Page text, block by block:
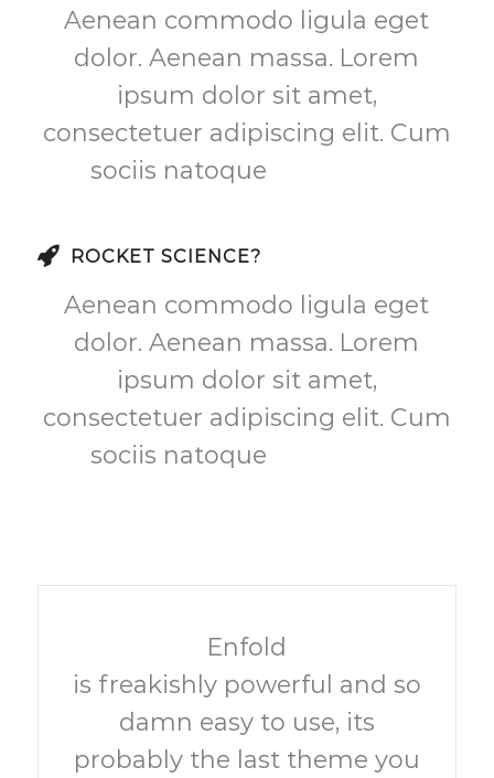
Aenean commodo ligula eget
dolor. Aenean massa. Lorem
ipsum dolor sit amet,
consectetuer adipiscing elit. Cum
sociis natoque
ROCKET SCIENCE?
Aenean commodo ligula eget
dolor. Aenean massa. Lorem
ipsum dolor sit amet,
consectetuer adipiscing elit. Cum
sociis natoque
Enfold
is freakishly powerful and so
damn easy to use, its
probably the last theme you